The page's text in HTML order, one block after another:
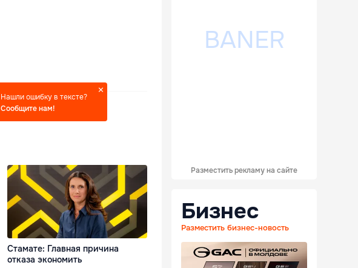
Нашли ошибку в тексте?
Сообщите нам!
Стамате: Главная причина
отказа экономить
Разместить рекламу на сайте
Бизнес
Разместить бизнес-новость